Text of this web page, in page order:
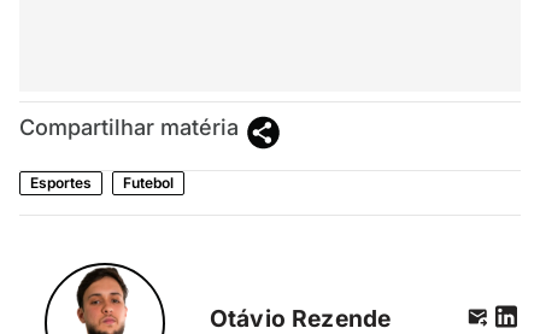
Compartilhar matéria
Esportes Futebol
Otávio Rezende